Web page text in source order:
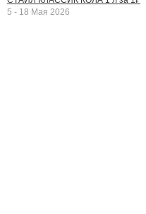
5 - 18 Мая 2026